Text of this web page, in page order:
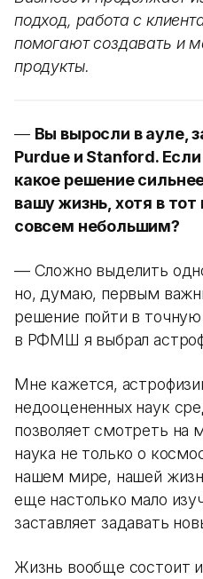
подход, работа с
помогают создавать и
продукты.
— Вы выросли в ауле,
Purdue и Stanford. Если
какое решение
вашу жизнь, хотя в
совсем небольшим?
— Сложно выделить
но, думаю, первым
решение пойти в
в РФМШ я выбрал
Мне кажется,
недооцененных наук
позволяет смотреть на
наука не только о
нашем мире, нашей
еще настолько мало
заставляет задавать
Жизнь вообще состоит